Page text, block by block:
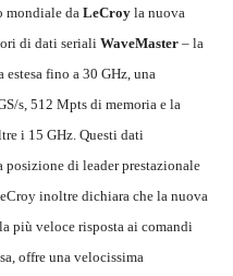
mondiale da LeCroy la nuova
di dati seriali WaveMaster – la
fino a 30 GHz, una
s, 512 Mpts di memoria e la
i 15 GHz. Questi dati
di leader prestazionale
inoltre dichiara che la nuova
più veloce risposta ai comandi
offre una velocissima